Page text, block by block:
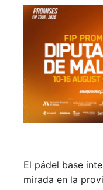
El pádel base
mirada en la